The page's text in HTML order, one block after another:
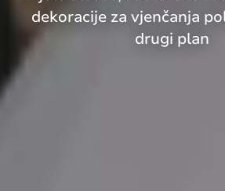
dekoracije za vjenčanja
drugi plan